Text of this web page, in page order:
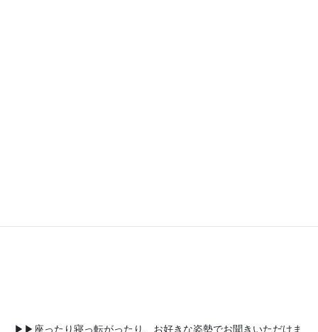
▶︎▶︎座ったり寝っ転がったり、お好きな姿勢でお聞きいただけま